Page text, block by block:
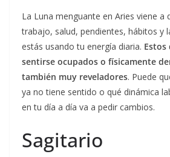
La Luna menguante en Aries viene a
trabajo, salud, pendientes, hábitos y
estás usando tu energía diaria. Estos
sentirse ocupados o físicamente
también muy reveladores. Puede
ya no tiene sentido o qué dinámica
en tu día a día va a pedir cambios.
Sagitario